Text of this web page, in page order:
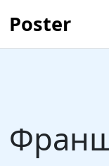
Poster